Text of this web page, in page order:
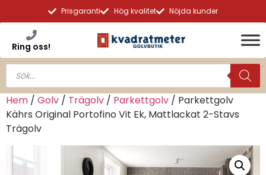
Prisgaranti Hög kvalitet Nöjda kunder
Ring oss!
Hem / Golv / Trägolv / Parkettgolv / Parkettgolv
Kährs Original Portofino Vit Ek, Mattlackat 2-Stavs
Trägolv